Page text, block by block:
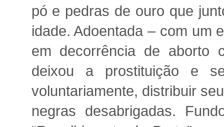
pó e pedras de ouro que
idade. Adoentada – com um
em decorrência de aborto
deixou a prostituição e
voluntariamente, distribuir
negras desabrigadas.